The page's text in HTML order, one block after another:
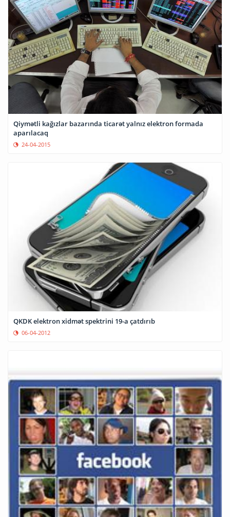
Qiymətli kağızlar bazarında ticarət yalnız elektron formada
aparılacaq
24-04-2015
QKDK elektron xidmət spektrini 19-a çatdırıb
06-04-2012